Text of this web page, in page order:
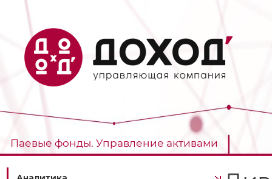
Паевые фонды. Управление активами